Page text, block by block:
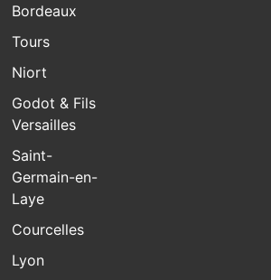
Bordeaux
Tours
Niort
Godot & Fils
Versailles
Saint-
Germain-en-
Laye
Courcelles
Lyon